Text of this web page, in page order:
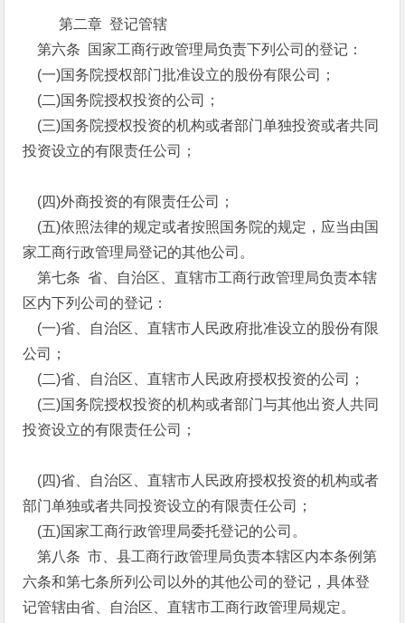
第二章 登记管辖
第六条 国家工商行政管理局负责下列公司的登记：
(一)国务院授权部门批准设立的股份有限公司；
(二)国务院授权投资的公司；
(三)国务院授权投资的机构或者部门单独投资或者共同
投资设立的有限责任公司；
(四)外商投资的有限责任公司；
(五)依照法律的规定或者按照国务院的规定，应当由国
家工商行政管理局登记的其他公司。
第七条 省、自治区、直辖市工商行政管理局负责本辖
区内下列公司的登记：
(一)省、自治区、直辖市人民政府批准设立的股份有限
公司；
(二)省、自治区、直辖市人民政府授权投资的公司；
(三)国务院授权投资的机构或者部门与其他出资人共同
投资设立的有限责任公司；
(四)省、自治区、直辖市人民政府授权投资的机构或者
部门单独或者共同投资设立的有限责任公司；
(五)国家工商行政管理局委托登记的公司。
第八条 市、县工商行政管理局负责本辖区内本条例第
六条和第七条所列公司以外的其他公司的登记，具体登
记管辖由省、自治区、直辖市工商行政管理局规定。